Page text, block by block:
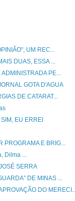
UM REC...
DUAS, ESSA ...
PE...
GOTA D'AGUA
DE CATARAT...
EU ERREI
PROGRAMA E BRIG...
Dilma ...
SERRA
DE MINAS ...
DO